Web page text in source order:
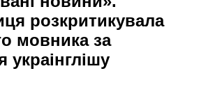
розкритикувала
мовника за
украінглішу